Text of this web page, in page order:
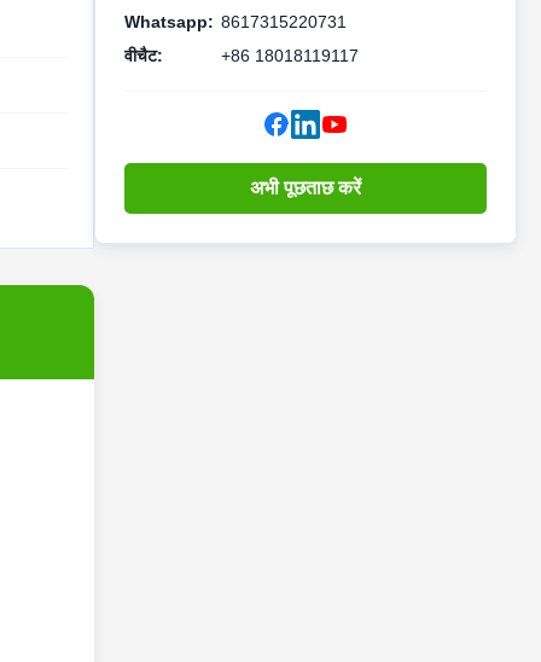
Whatsapp: 8617315220731
वीचैट:
+86 18018119117
अभी पूछताछ करें